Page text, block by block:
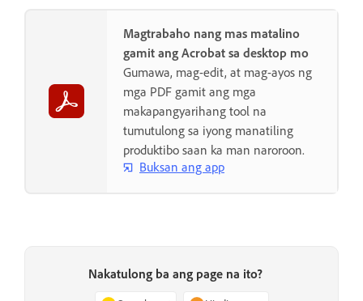
Magtrabaho nang mas matalino
gamit ang Acrobat sa desktop mo
Gumawa, mag-edit, at mag-ayos ng
mga PDF gamit ang mga
makapangyarihang tool na
tumutulong sa iyong manatiling
produktibo saan ka man naroroon.
Buksan ang app
Nakatulong ba ang page na ito?